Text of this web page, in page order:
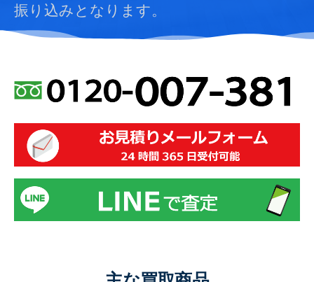
振り込みとなります。